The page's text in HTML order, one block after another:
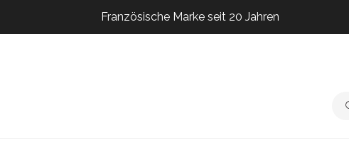
Französische Marke seit 20 Jahren
Französische Marke seit 20 Jahren